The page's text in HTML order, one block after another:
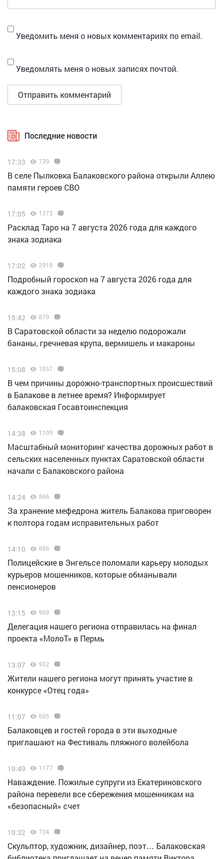
Уведомить меня о новых комментариях по email.
Уведомлять меня о новых записях почтой.
Последние новости
17:33 739
В селе Пылковка Балаковского района открыли Аллею
памяти героев СВО
17:05 1373
Расклад Таро на 7 августа 2026 года для каждого
знака зодиака
17:02 2918
Подробный гороскоп на 7 августа 2026 года для
каждого знака зодиака
15:42 879
В Саратовской области за неделю подорожали
бананы, гречневая крупа, вермишель и макароны
15:08 1057
В чем причины дорожно-транспортных происшествий
в Балакове в летнее время? Информирует
балаковская Госавтоинспекция
14:38 1109
Масштабный мониторинг качества дорожных работ в
сельских населенных пунктах Саратовской области
начали с Балаковского района
14:24 866
За хранение мефедрона житель Балакова приговорен
к полтора годам исправительных работ
14:10 886
Полицейские в Энгельсе поломали карьеру молодых
курьеров мошенников, которые обманывали
пенсионеров
13:15 969
Делегация нашего региона отправилась на финал
проекта «МолоТ» в Пермь
13:07 952
Жители нашего региона могут принять участие в
конкурсе «Отец года»
11:07 665
Балаковцев и гостей города в эти выходные
приглашают на Фестиваль пляжного волейбола
10:49 1177
Наваждение. Пожилые супруги из Екатериновского
района перевели все сбережения мошенникам на
«безопасный» счет
10:32 734
Скульптор, художник, дизайнер, поэт… Балаковская